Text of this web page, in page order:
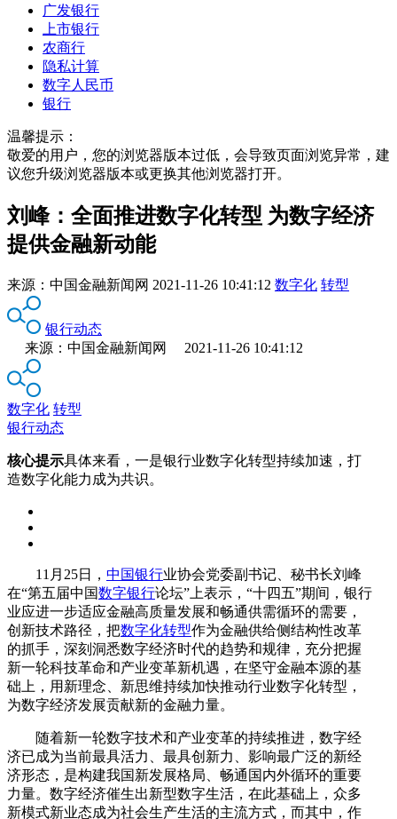
广发银行
上市银行
农商行
隐私计算
数字人民币
银行
温馨提示：
敬爱的用户，您的浏览器版本过低，会导致页面浏览异常，建
议您升级浏览器版本或更换其他浏览器打开。
刘峰：全面推进数字化转型 为数字经济
提供金融新动能
来源： 中国金融新闻网 2021-11-26 10:41:12 数字化 转型
银行动态
来源：中国金融新闻网 2021-11-26 10:41:12
数字化 转型
银行动态
核心提示具体来看，一是银行业数字化转型持续加速，打
造数字化能力成为共识。
11月25日， 中国银行业协会党委副书记、秘书长刘峰
在“第五届中国数字银行论坛”上表示，“十四五”期间，银行
业应进一步适应金融高质量发展和畅通供需循环的需要，
创新技术路径，把数字化转型作为金融供给侧结构性改革
的抓手，深刻洞悉数字经济时代的趋势和规律，充分把握
新一轮科技革命和产业变革新机遇，在坚守金融本源的基
础上，用新理念、新思维持续加快推动行业数字化转型，
为数字经济发展贡献新的金融力量。
随着新一轮数字技术和产业变革的持续推进，数字经
济已成为当前最具活力、最具创新力、影响最广泛的新经
济形态，是构建我国新发展格局、畅通国内外循环的重要
力量。数字经济催生出新型数字生活，在此基础上，众多
新模式新业态成为社会生产生活的主流方式，而其中，作